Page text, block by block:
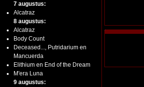
7 augustus:
Alcatraz
8 augustus:
Alcatraz
Body Count
Deceased..., Putridarium en
Mancuerda
Elithium en End of the Dream
M'era Luna
9 augustus: